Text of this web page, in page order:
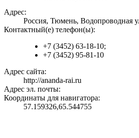
Адрес:
Россия, Тюмень, Водопроводная
Контактный(е) телефон(ы):
+7 (3452) 63-18-10;
+7 (3452) 95-81-10
Адрес сайта:
http://ananda-rai.ru
Адрес эл. почты:
Координаты для навигатора:
57.159326,65.544755